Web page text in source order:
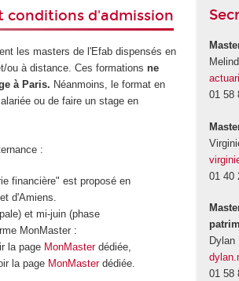
conditions d'admission
les masters de l'Efab dispensés en
ou à distance. Ces formationsne
à Paris. Néanmoins, le format en
ou de faire un stage en
:
financière" est proposé en
d'Amiens.
et mi-juin (phase
MonMaster :
la page MonMasterdédiée,
la page MonMasterdédiée.
01 58
01 40
Dylan
01 58